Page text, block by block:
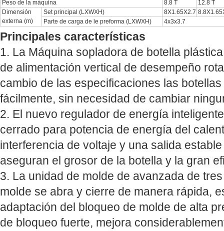
Peso de la máquina
8.8 T
12.8 T
Dimensión
externa (m)
Set principal (LXWXH) 8X1.65X2.7
Parte de carga de le preforma (LXWXH)
4x3x3.7
Principales características
1. La Máquina sopladora de botella
de alimentación vertical de desempeño
cambio de las especificaciones las
fácilmente, sin necesidad de cambiar
2. El nuevo regulador de energía
cerrado para potencia de energía del
interferencia de voltaje y una salida
aseguran el grosor de la botella y la gran
3. La unidad de molde de avanzada de
molde se abra y cierre de manera rápida,
adaptación del bloqueo de molde de alta
de bloqueo fuerte, mejora